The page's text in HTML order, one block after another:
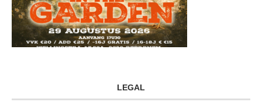
LEGAL